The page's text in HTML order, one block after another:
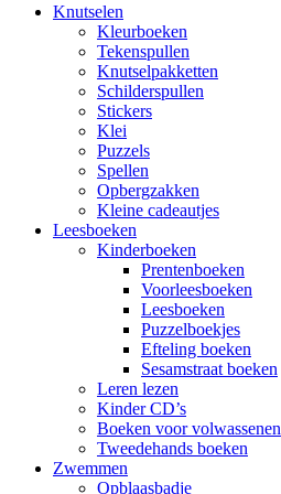
Knutselen
Kleurboeken
Tekenspullen
Knutselpakketten
Schilderspullen
Stickers
Klei
Puzzels
Spellen
Opbergzakken
Kleine cadeautjes
Leesboeken
Kinderboeken
Prentenboeken
Voorleesboeken
Leesboeken
Puzzelboekjes
Efteling boeken
Sesamstraat boeken
Leren lezen
Kinder CD’s
Boeken voor volwassenen
Tweedehands boeken
Zwemmen
Opblaasbadje